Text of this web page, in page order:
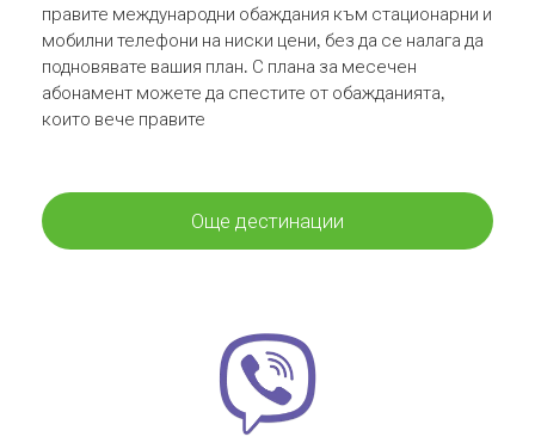
правите международни обаждания към стационарни и
мобилни телефони на ниски цени, без да се налага да
подновявате вашия план. С плана за месечен
абонамент можете да спестите от обажданията,
които вече правите
Още дестинации